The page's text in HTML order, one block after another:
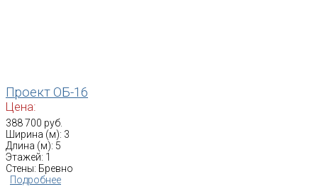
Проект ОБ-16
Цена:
388 700 руб.
Ширина (м): 3
Длина (м): 5
Этажей: 1
Стены: Бревно
Подробнее